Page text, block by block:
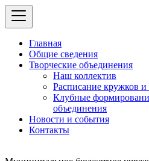
Главная
Общие сведения
Творческие объединения
Наш коллектив
Расписание кружков и
Клубные
объединения
Новости и события
Контакты